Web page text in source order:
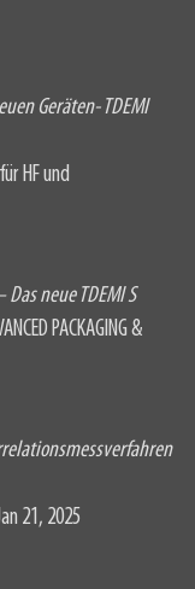
Geräten- TDEMI
HF und
neue TDEMI S
PACKAGING &
21, 2025